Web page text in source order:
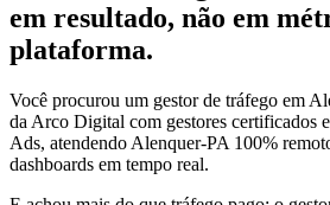
em resultado, não em
plataforma.
Você procurou um gestor de tráfego em
da Arco Digital com gestores certificados
Ads, atendendo Alenquer-PA 100%
dashboards em tempo real.